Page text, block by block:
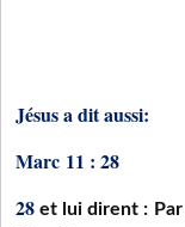
Jésus a dit aussi:
Marc 11 : 28
28 et lui dirent :